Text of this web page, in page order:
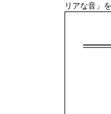
リアな音」